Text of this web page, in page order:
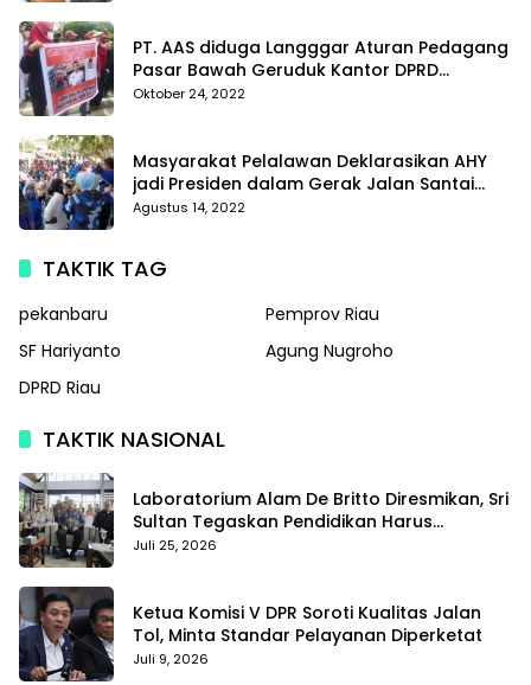
PT. AAS diduga Langggar Aturan Pedagang
Pasar Bawah Geruduk Kantor DPRD
Pekanbaru
Oktober 24, 2022
Masyarakat Pelalawan Deklarasikan AHY
jadi Presiden dalam Gerak Jalan Santai
Partai Demokrat
Agustus 14, 2022
TAKTIK TAG
pekanbaru
Pemprov Riau
SF Hariyanto
Agung Nugroho
DPRD Riau
TAKTIK NASIONAL
Laboratorium Alam De Britto Diresmikan, Sri
Sultan Tegaskan Pendidikan Harus
Membentuk Karakter
Juli 25, 2026
Ketua Komisi V DPR Soroti Kualitas Jalan
Tol, Minta Standar Pelayanan Diperketat
Juli 9, 2026